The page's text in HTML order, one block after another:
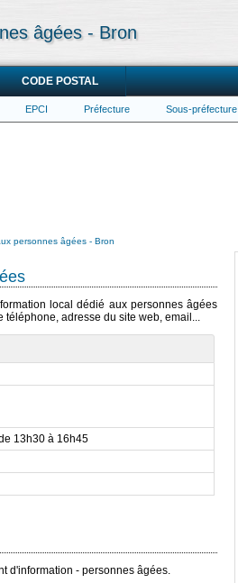
âgées - Bron
CODE POSTAL
EPCI Préfecture Sous-préfecture
personnes âgées - Bron
local dédié aux personnes âgées
adresse du site web, email...
13h30 à 16h45
d'information - personnes âgées.